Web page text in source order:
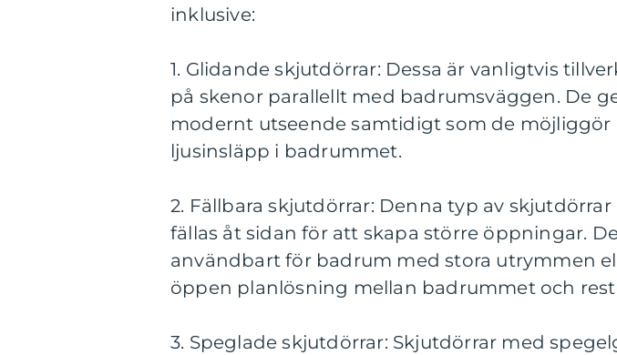
inklusive:
1. Glidande skjutdörrar: Dessa är vanligtvis
på skenor parallellt med badrumsväggen. De
modernt utseende samtidigt som de
ljusinsläpp i badrummet.
2. Fällbara skjutdörrar: Denna typ av
fällas åt sidan för att skapa större öppningar.
användbart för badrum med stora utrymmen
öppen planlösning mellan badrummet och
3. Speglade skjutdörrar: Skjutdörrar med